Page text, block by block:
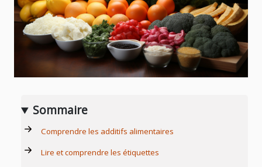
Sommaire
Comprendre les additifs alimentaires
Lire et comprendre les étiquettes